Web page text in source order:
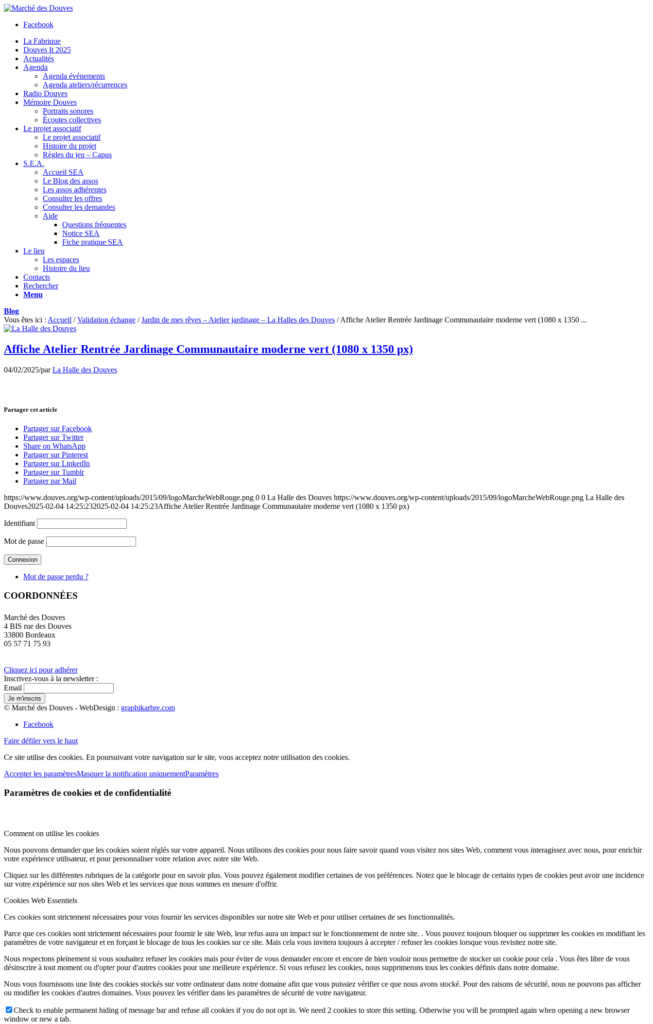
Facebook
La Fabrique
Douves It 2025
Actualités
Agenda
Agenda événements
Agenda ateliers/récurrences
Radio Douves
Mémoire Douves
Portraits sonores
Écoutes collectives
Le projet associatif
Le projet associatif
Histoire du projet
Règles du jeu – Capus
S.E.A.
Accueil SEA
Le Blog des assos
Les assos adhérentes
Consulter les offres
Consulter les demandes
Aide
Questions fréquentes
Notice SEA
Fiche pratique SEA
Le lieu
Les espaces
Histoire du lieu
Contacts
Rechercher
Menu
Blog
Vous êtes ici : Accueil / Validation échange / Jardin de mes rêves – Atelier jardinage – La Halles des Douves / Affiche Atelier Rentrée Jardinage Communautaire moderne vert (1080 x 1350 ...
Affiche Atelier Rentrée Jardinage Communautaire moderne vert (1080 x 1350 px)
04/02/2025/parLa Halle des Douves
Partager cet article
Partager sur Facebook
Partager sur Twitter
Share on WhatsApp
Partager sur Pinterest
Partager sur LinkedIn
Partager sur Tumblr
Partager par Mail
https://www.douves.org/wp-content/uploads/2015/09/logoMarcheWebRouge.png 0 0 La Halle des Douves https://www.douves.org/wp-content/uploads/2015/09/logoMarcheWebRouge.png La Halle des
Douves2025-02-04 14:25:232025-02-04 14:25:23Affiche Atelier Rentrée Jardinage Communautaire moderne vert (1080 x 1350 px)
Identifiant
Mot de passe
Mot de passe perdu ?
COORDONNÉES
Marché des Douves
4 BIS rue des Douves
33800 Bordeaux
05 57 71 75 93
Cliquez ici pour adhérer
Inscrivez-vous à la newsletter :
Email
© Marché des Douves - WebDesign : graphikarbre.com
Facebook
Faire défiler vers le haut
Ce site utilise des cookies. En poursuivant votre navigation sur le site, vous acceptez notre utilisation des cookies.
Accepter les paramètresMasquer la notification uniquementParamètres
Paramètres de cookies et de confidentialité
Comment on utilise les cookies
Nous pouvons demander que les cookies soient réglés sur votre appareil. Nous utilisons des cookies pour nous faire savoir quand vous visitez nos sites Web, comment vous interagissez avec nous, pour enrichir
votre expérience utilisateur, et pour personnaliser votre relation avec notre site Web.
Cliquez sur les différentes rubriques de la catégorie pour en savoir plus. Vous pouvez également modifier certaines de vos préférences. Notez que le blocage de certains types de cookies peut avoir une incidence
sur votre expérience sur nos sites Web et les services que nous sommes en mesure d'offrir.
Cookies Web Essentiels
Ces cookies sont strictement nécessaires pour vous fournir les services disponibles sur notre site Web et pour utiliser certaines de ses fonctionnalités.
Parce que ces cookies sont strictement nécessaires pour fournir le site Web, leur refus aura un impact sur le fonctionnement de notre site. . Vous pouvez toujours bloquer ou supprimer les cookies en modifiant les
paramètres de votre navigateur et en forçant le blocage de tous les cookies sur ce site. Mais cela vous invitera toujours à accepter / refuser les cookies lorsque vous revisitez notre site.
Nous respectons pleinement si vous souhaitez refuser les cookies mais pour éviter de vous demander encore et encore de bien vouloir nous permettre de stocker un cookie pour cela . Vous êtes libre de vous
désinscrire à tout moment ou d'opter pour d'autres cookies pour une meilleure expérience. Si vous refusez les cookies, nous supprimerons tous les cookies définis dans notre domaine.
Nous vous fournissons une liste des cookies stockés sur votre ordinateur dans notre domaine afin que vous puissiez vérifier ce que nous avons stocké. Pour des raisons de sécurité, nous ne pouvons pas afficher
ou modifier les cookies d'autres domaines. Vous pouvez les vérifier dans les paramètres de sécurité de votre navigateur.
Check to enable permanent hiding of message bar and refuse all cookies if you do not opt in. We need 2 cookies to store this setting. Otherwise you will be prompted again when opening a new browser
window or new a tab.